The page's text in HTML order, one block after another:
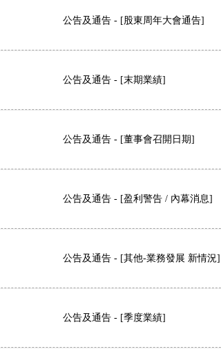
公告及通告 - [股東周年大會通告]
公告及通告 - [末期業績]
公告及通告 - [董事會召開日期]
公告及通告 - [盈利警告 / 內幕消息]
公告及通告 - [其他-業務發展 新情況]
公告及通告 - [季度業績]